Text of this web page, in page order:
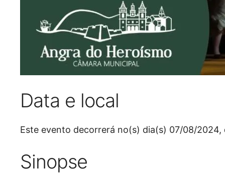
Data e local
Este evento decorrerá no(s) dia(s) 07/08/2024,
Sinopse